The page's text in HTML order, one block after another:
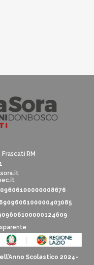
RM
Scolastico 2024-